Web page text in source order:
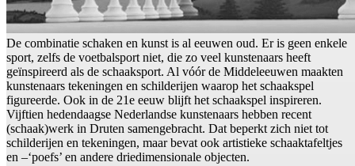
De combinatie schaken en kunst is al eeuwen oud. Er is geen enkele
sport, zelfs de voetbalsport niet, die zo veel kunstenaars heeft
geïnspireerd als de schaaksport. Al vóór de Middeleeuwen maakten
kunstenaars tekeningen en schilderijen waarop het schaakspel
figureerde. Ook in de 21e eeuw blijft het schaakspel inspireren.
Vijftien hedendaagse Nederlandse kunstenaars hebben recent
(schaak)werk in Druten samengebracht. Dat beperkt zich niet tot
schilderijen en tekeningen, maar bevat ook artistieke schaaktafeltjes
en –‘poefs’ en andere driedimensionale objecten.